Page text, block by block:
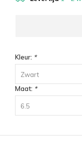
Kleur: *
Zwart
Maat: *
6.5